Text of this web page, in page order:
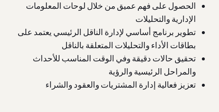
الحصول على فهم عميق من خلال لوحات المعلومات
الإدارية والتحليلات
تطوير برنامج أساسي لإدارة الناقل الرئيسي يعتمد على
بطاقات الأداء والتحليلات المتعلقة بالناقل
تحقيق حالات دقيقة وفي الوقت المناسب للأحداث
والمراحل الرئيسية والرؤية
تعزيز فعالية إدارة المشتريات والعقود والشراء